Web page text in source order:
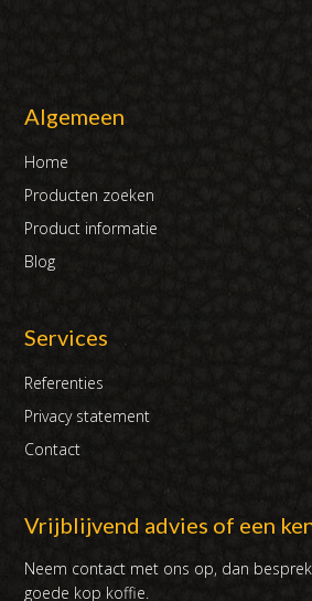
Algemeen
Home
Producten zoeken
Product informatie
Blog
Services
Referenties
Privacy statement
Contact
Vrijblijvend advies of een
Neem contact met ons op, dan
goede kop koffie.